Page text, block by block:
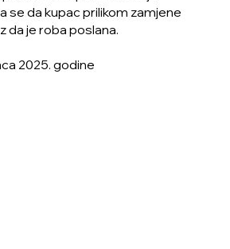
se da kupac prilikom zamjene
da je roba poslana.
2025. godine